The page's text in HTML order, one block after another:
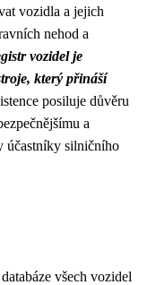
vozidla a jejich
nehod a
vozidel je
který přináší
posiluje důvěru
a
účastníky silničního
všech vozidel